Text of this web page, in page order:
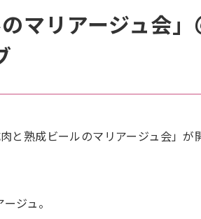
マリアージュ会」
と熟成ビールのマリアージュ会」が
ジュ。